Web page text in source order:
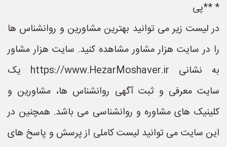
* **پی
در لیست زیر می توانید بهترین مشاورین و روانشناس ها
را در سایت هزار مشاور مشاهده کنید. سایت هزار مشاور
به نشانی https://www.HezarMoshaver.ir یک
سایت معرفی و ثبت آگهی روانشناس ها، مشاورین و
کلینیک های مشاوره و روانشناسی می باشد. همچنین در
این سایت می توانید لیست کاملی از پرسش و پاسخ های